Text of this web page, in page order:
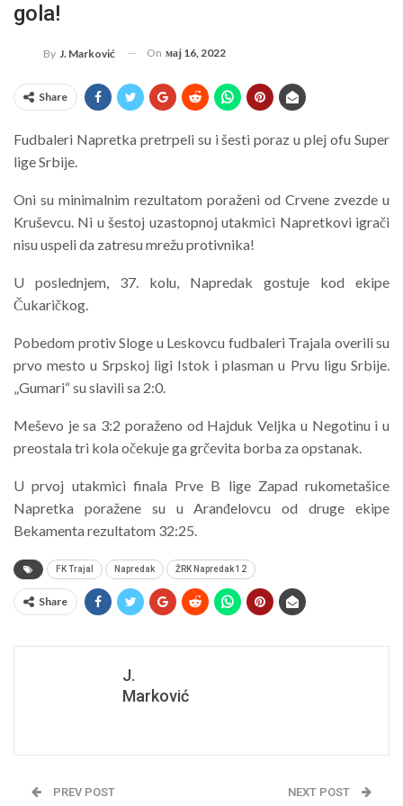
gola!
By J. Marković On мај 16, 2022
Share
Fudbaleri Napretka pretrpeli su i šesti poraz u plej ofu Super
lige Srbije.
Oni su minimalnim rezultatom poraženi od Crvene zvezde u
Kruševcu. Ni u šestoj uzastopnoj utakmici Napretkovi igrači
nisu uspeli da zatresu mrežu protivnika!
U poslednjem, 37. kolu, Napredak gostuje kod ekipe
Čukaričkog.
Pobedom protiv Sloge u Leskovcu fudbaleri Trajala overili su
prvo mesto u Srpskoj ligi Istok i plasman u Prvu ligu Srbije.
„Gumari“ su slavili sa 2:0.
Meševo je sa 3:2 poraženo od Hajduk Veljka u Negotinu i u
preostala tri kola očekuje ga grčevita borba za opstanak.
U prvoj utakmici finala Prve B lige Zapad rukometašice
Napretka poražene su u Aranđelovcu od druge ekipe
Bekamenta rezultatom 32:25.
FK Trajal Napredak ŽRK Napredak 12
Share
J.
Marković
PREV POST NEXT POST